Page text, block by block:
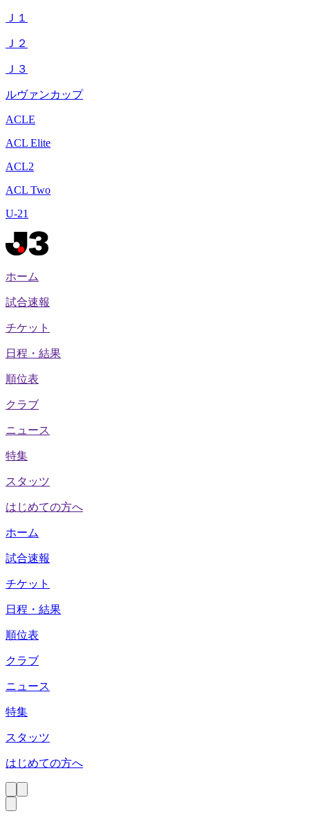
Ｊ１
Ｊ２
Ｊ３
ルヴァンカップ
ACLE
ACL Elite
ACL2
ACL Two
U-21
ホーム
試合速報
チケット
日程・結果
順位表
クラブ
ニュース
特集
スタッツ
はじめての方へ
ホーム
試合速報
チケット
日程・結果
順位表
クラブ
ニュース
特集
スタッツ
はじめての方へ